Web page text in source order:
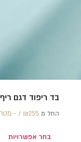
בד ריפוד דגם ריף
החל מ ₪155 /‏‏‎ ‎- מטר
בחר אפשרויות